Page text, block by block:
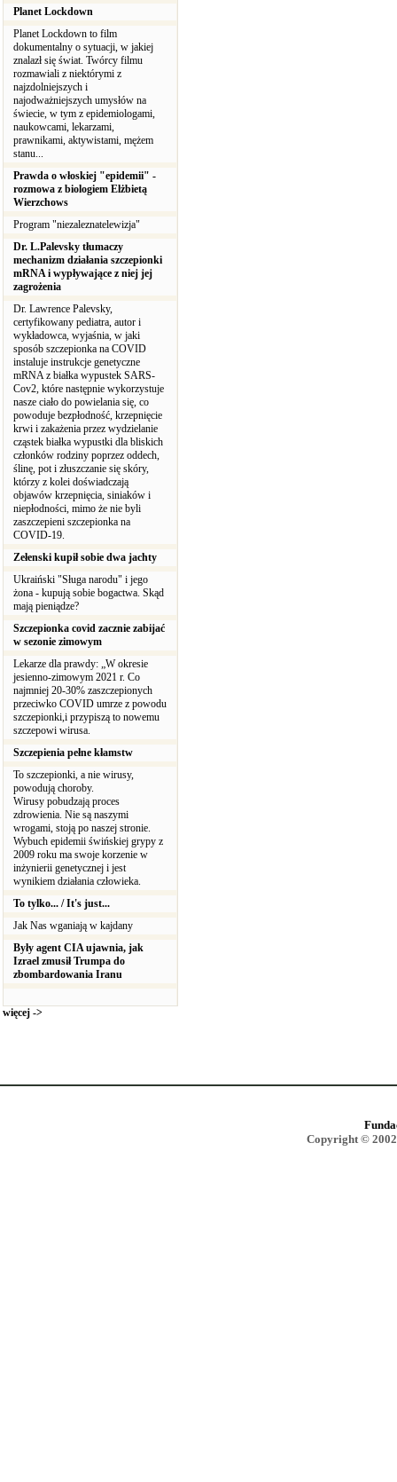
Planet Lockdown
Planet Lockdown to film
dokumentalny o sytuacji, w jakiej
znalazł się świat. Twórcy filmu
rozmawiali z niektórymi z
najzdolniejszych i
najodważniejszych umysłów na
świecie, w tym z epidemiologami,
naukowcami, lekarzami,
prawnikami, aktywistami, mężem
stanu...
Prawda o włoskiej "epidemii" -
rozmowa z biologiem Elżbietą
Wierzchows
Program "niezaleznatelewizja"
Dr. L.Palevsky tłumaczy
mechanizm działania szczepionki
mRNA i wypływające z niej jej
zagrożenia
Dr. Lawrence Palevsky,
certyfikowany pediatra, autor i
wykładowca, wyjaśnia, w jaki
sposób szczepionka na COVID
instaluje instrukcje genetyczne
mRNA z białka wypustek SARS-
Cov2, które następnie wykorzystuje
nasze ciało do powielania się, co
powoduje bezpłodność, krzepnięcie
krwi i zakażenia przez wydzielanie
cząstek białka wypustki dla bliskich
członków rodziny poprzez oddech,
ślinę, pot i złuszczanie się skóry,
którzy z kolei doświadczają
objawów krzepnięcia, siniaków i
niepłodności, mimo że nie byli
zaszczepieni szczepionka na
COVID-19.
Zełenski kupił sobie dwa jachty
Ukraiński "Sługa narodu" i jego
żona - kupują sobie bogactwa. Skąd
mają pieniądze?
Szczepionka covid zacznie zabijać
w sezonie zimowym
Lekarze dla prawdy: „W okresie
jesienno-zimowym 2021 r. Co
najmniej 20-30% zaszczepionych
przeciwko COVID umrze z powodu
szczepionki,i przypiszą to nowemu
szczepowi wirusa.
Szczepienia pełne kłamstw
To szczepionki, a nie wirusy,
powodują choroby.
Wirusy pobudzają proces
zdrowienia. Nie są naszymi
wrogami, stoją po naszej stronie.
Wybuch epidemii świńskiej grypy z
2009 roku ma swoje korzenie w
inżynierii genetycznej i jest
wynikiem działania człowieka.
To tylko... / It's just...
Jak Nas wganiają w kajdany
Były agent CIA ujawnia, jak
Izrael zmusił Trumpa do
zbombardowania Iranu
więcej ->
Copyright ©